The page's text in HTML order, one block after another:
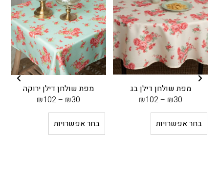
מפת שולחן דילן בג
₪30
–
₪102
בחר אפשרויות
מפת שולחן דילן ירוקה
₪30
–
₪102
בחר אפשרויות